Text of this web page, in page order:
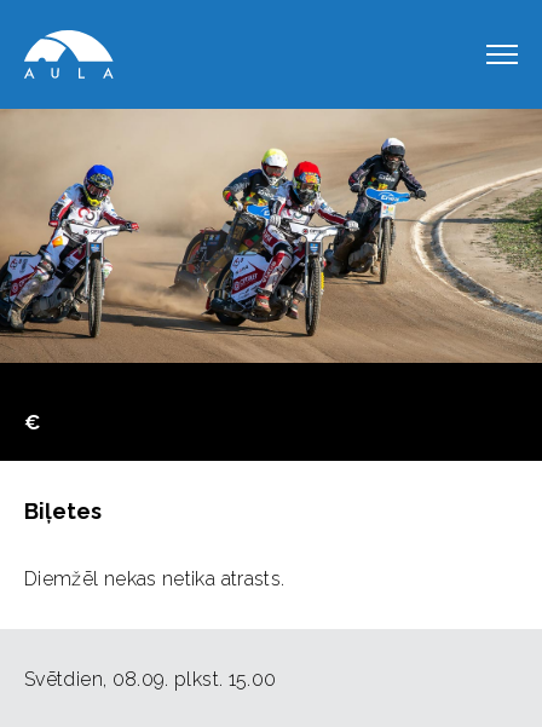
€
Biļetes
Diemžēl nekas netika atrasts.
Svētdien, 08.09. plkst. 15.00